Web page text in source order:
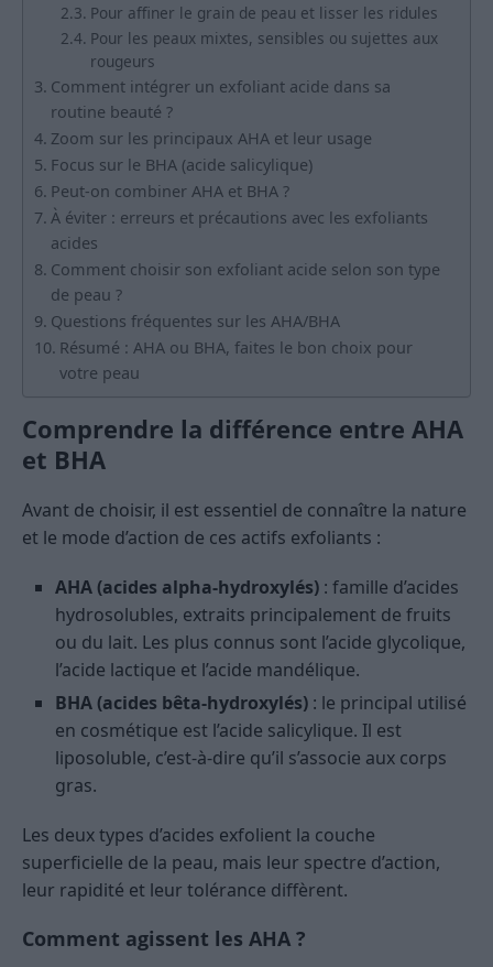
Pour affiner le grain de peau et lisser les ridules
Pour les peaux mixtes, sensibles ou sujettes aux
rougeurs
Comment intégrer un exfoliant acide dans sa
routine beauté ?
Zoom sur les principaux AHA et leur usage
Focus sur le BHA (acide salicylique)
Peut-on combiner AHA et BHA ?
À éviter : erreurs et précautions avec les exfoliants
acides
Comment choisir son exfoliant acide selon son type
de peau ?
Questions fréquentes sur les AHA/BHA
Résumé : AHA ou BHA, faites le bon choix pour
votre peau
Comprendre la différence entre AHA
et BHA
Avant de choisir, il est essentiel de connaître la nature
et le mode d’action de ces actifs exfoliants :
AHA (acides alpha-hydroxylés) : famille d’acides
hydrosolubles, extraits principalement de fruits
ou du lait. Les plus connus sont l’acide glycolique,
l’acide lactique et l’acide mandélique.
BHA (acides bêta-hydroxylés) : le principal utilisé
en cosmétique est l’acide salicylique. Il est
liposoluble, c’est-à-dire qu’il s’associe aux corps
gras.
Les deux types d’acides exfolient la couche
superficielle de la peau, mais leur spectre d’action,
leur rapidité et leur tolérance diffèrent.
Comment agissent les AHA ?